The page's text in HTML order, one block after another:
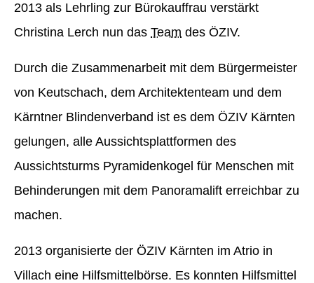
2013 als Lehrling zur Bürokauffrau verstärkt
Christina Lerch nun das Team des ÖZIV.
Durch die Zusammenarbeit mit dem Bürgermeister
von Keutschach, dem Architektenteam und dem
Kärntner Blindenverband ist es dem ÖZIV Kärnten
gelungen, alle Aussichtsplattformen des
Aussichtsturms Pyramidenkogel für Menschen mit
Behinderungen mit dem Panoramalift erreichbar zu
machen.
2013 organisierte der ÖZIV Kärnten im Atrio in
Villach eine Hilfsmittelbörse. Es konnten Hilfsmittel